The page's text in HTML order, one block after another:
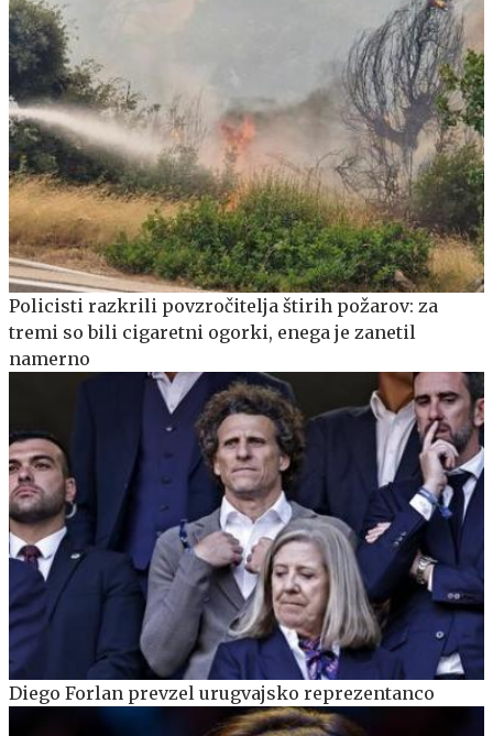
Policisti razkrili povzročitelja štirih požarov: za
tremi so bili cigaretni ogorki, enega je zanetil
namerno
Diego Forlan prevzel urugvajsko reprezentanco